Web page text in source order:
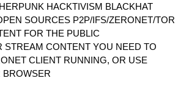
HACKTIVISM BLACKHAT
SOURCES P2P/IFS/ZERONET/TOR
FOR THE PUBLIC
STREAM CONTENT YOU NEED TO
CLIENT RUNNING, OR USE
BROWSER